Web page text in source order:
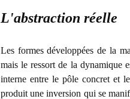
L'abstraction réelle
Les formes développées de la
mais le ressort de la dynamique
interne entre le pôle concret et
produit une inversion qui se